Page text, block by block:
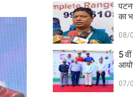
का
08/
5
07/